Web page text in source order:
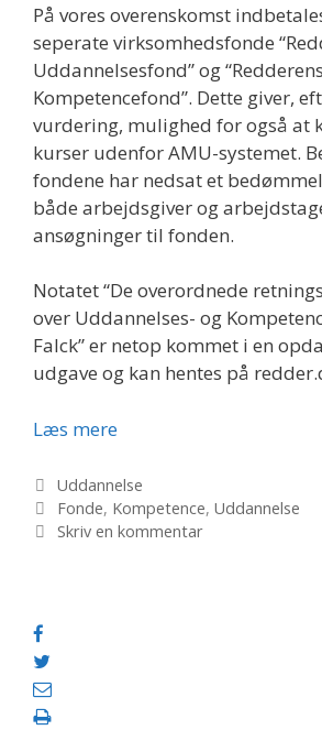
På vores overenskomst
seperate virksomhedsfonde
Uddannelsesfond” og “Redderens
Kompetencefond”. Dette giver,
vurdering, mulighed for også at
kurser udenfor AMU-systemet.
fondene har nedsat et
både arbejdsgiver og
ansøgninger til fonden.
Notatet “De overordnede
over Uddannelses- og
Falck” er netop kommet i en
udgave og kan hentes på
Læs mereUddannelsesfondene
Kategorier
Uddannelse
Tags
Fonde, Kompetence, Uddannelse
Skriv en kommentar